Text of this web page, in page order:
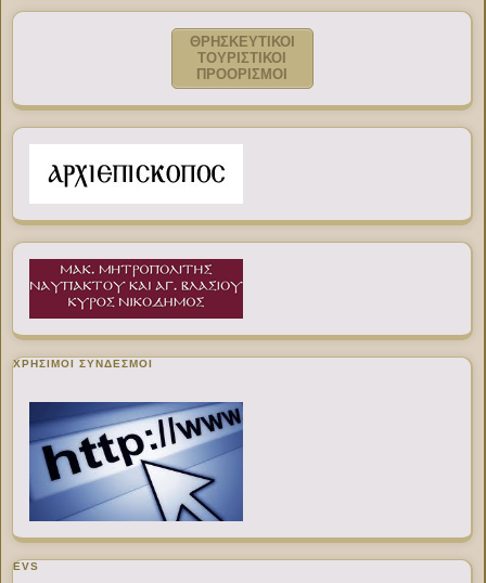
ΘΡΗΣΚΕΥΤΙΚΟΙ
ΤΟΥΡΙΣΤΙΚΟΙ
ΠΡΟΟΡΙΣΜΟΙ
ΧΡΉΣΙΜΟΙ ΣΎΝΔΕΣΜΟΙ
EVS